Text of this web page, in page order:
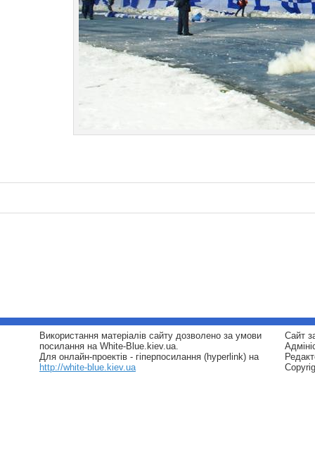
Використання матеріалів сайту дозволено за умови
посилання на White-Blue.kiev.ua.
Для онлайн-проектів - гіперпосилання (hyperlink) на
http://white-blue.kiev.ua
Сайт